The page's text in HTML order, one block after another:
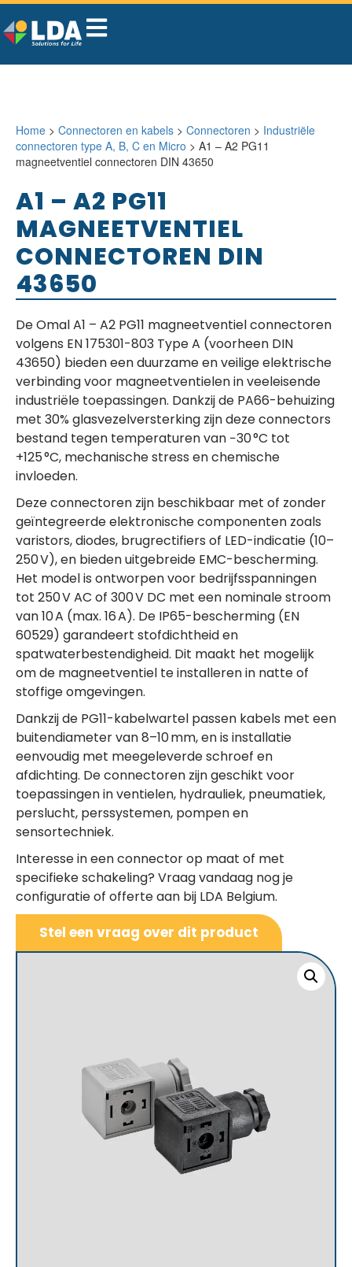
Home > Connectoren en kabels > Connectoren > Industriële
connectoren type A, B, C en Micro > A1 – A2 PG11
magneetventiel connectoren DIN 43650
A1 – A2 PG11
MAGNEETVENTIEL
CONNECTOREN DIN
43650
De Omal A1 – A2 PG11 magneetventiel connectoren
volgens EN 175301-803 Type A (voorheen DIN
43650) bieden een duurzame en veilige elektrische
verbinding voor magneetventielen in veeleisende
industriële toepassingen. Dankzij de PA66-behuizing
met 30% glasvezelversterking zijn deze connectors
bestand tegen temperaturen van −30 °C tot
+125 °C, mechanische stress en chemische
invloeden.
Deze connectoren zijn beschikbaar met of zonder
geïntegreerde elektronische componenten zoals
varistors, diodes, brugrectifiers of LED-indicatie (10–
250 V), en bieden uitgebreide EMC-bescherming.
Het model is ontworpen voor bedrijfsspanningen
tot 250 V AC of 300 V DC met een nominale stroom
van 10 A (max. 16 A). De IP65-bescherming (EN
60529) garandeert stofdichtheid en
spatwaterbestendigheid. Dit maakt het mogelijk
om de magneetventiel te installeren in natte of
stoffige omgevingen.
Dankzij de PG11-kabelwartel passen kabels met een
buitendiameter van 8–10 mm, en is installatie
eenvoudig met meegeleverde schroef en
afdichting. De connectoren zijn geschikt voor
toepassingen in ventielen, hydrauliek, pneumatiek,
perslucht, perssystemen, pompen en
sensortechniek.
Interesse in een connector op maat of met
specifieke schakeling? Vraag vandaag nog je
configuratie of offerte aan bij LDA Belgium.
Stel een vraag over dit product